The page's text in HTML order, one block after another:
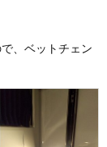
、ベットチェン